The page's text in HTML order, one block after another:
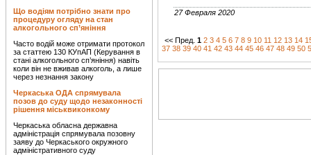
Що водіям потрібно знати про
процедуру огляду на стан
алкогольного сп’яніння
Часто водій може отримати протокол
за статтею 130 КУпАП (Керування в
стані алкогольного сп’яніння) навіть
коли він не вживав алкоголь, а лише
через незнання закону
Черкаська ОДА спрямувала
позов до суду щодо незаконності
рішення міськвиконкому
Черкаська обласна державна
адміністрація спрямувала позовну
заяву до Черкаського окружного
адміністративного суду
27 Февраля 2020
<< Пред. 1 2 3 4 5 6 7 8 9 10 11 12 13 14
37 38 39 40 41 42 43 44 45 46 47 48 49 50